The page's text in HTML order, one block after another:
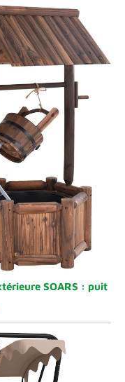
SOARS : puit